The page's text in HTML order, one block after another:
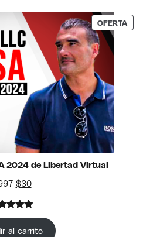
OFERTA
2024 de Libertad Virtual
El precio original era: $997.
$30El precio actual es: $30.
5.00
al carrito